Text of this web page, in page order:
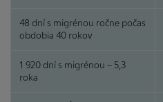
48 dní s migrénou ročne počas
obdobia 40 rokov
1 920 dní s migrénou – 5,3
roka